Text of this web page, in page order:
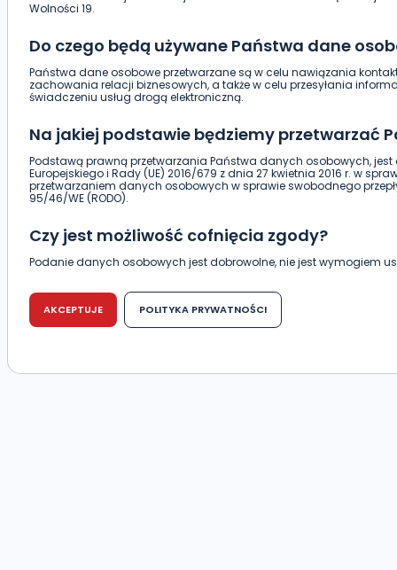
Wolności 19.
Do czego będą używane Państwa dane
Państwa dane osobowe przetwarzane są w celu nawiązania
zachowania relacji biznesowych, a także w celu przesyłania
świadczeniu usług drogą elektroniczną.
Na jakiej podstawie będziemy przetwarzać
Podstawą prawną przetwarzania Państwa danych osobowych, jest
Europejskiego i Rady (UE) 2016/679 z dnia 27 kwietnia 2016 r. w
przetwarzaniem danych osobowych w sprawie swobodnego
95/46/WE (RODO).
Czy jest możliwość cofnięcia zgody?
Podanie danych osobowych jest dobrowolne, nie jest wymogiem
tradycyjna) tak, aby dotarła do wiadomości Telewizji Kablowej
(63-400) przy ul. Wolności 19.
Telewizja Kablowa Pro-Art z siedzibą w miejscowości Ostrów
AKCEPTUJE POLITYKA PRYWATNOŚCI